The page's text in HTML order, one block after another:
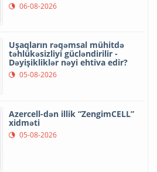
06-08-2026
Uşaqların rəqəmsal mühitdə
təhlükəsizliyi gücləndirilir -
Dəyişikliklər nəyi ehtiva edir?
05-08-2026
Azercell-dən illik “ZengimCELL”
xidməti
05-08-2026